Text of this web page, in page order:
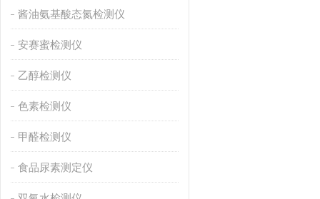
酱油氨基酸态氮检测仪
安赛蜜检测仪
乙醇检测仪
色素检测仪
甲醛检测仪
食品尿素测定仪